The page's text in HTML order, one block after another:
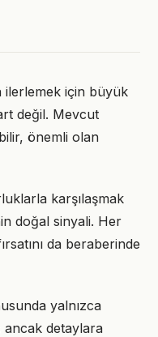
ilerlemek için büyük
değil. Mevcut
önemli olan
karşılaşmak
doğal sinyali. Her
da beraberinde
yalnızca
detaylara